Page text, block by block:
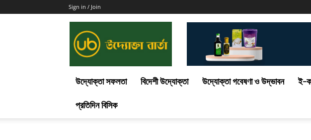
Sign in / Join
উদ্যোক্তা সফলতা বিদেশী উদ্যোক্তা উদ্যোক্তা গবেষণা ও উদ্ভাবন ই-
প্রতিদিন বিসিক